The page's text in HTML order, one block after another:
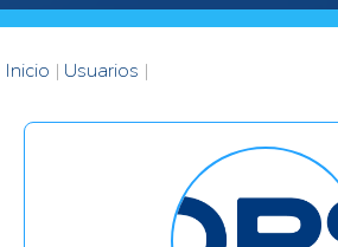
Inicio | Usuarios |